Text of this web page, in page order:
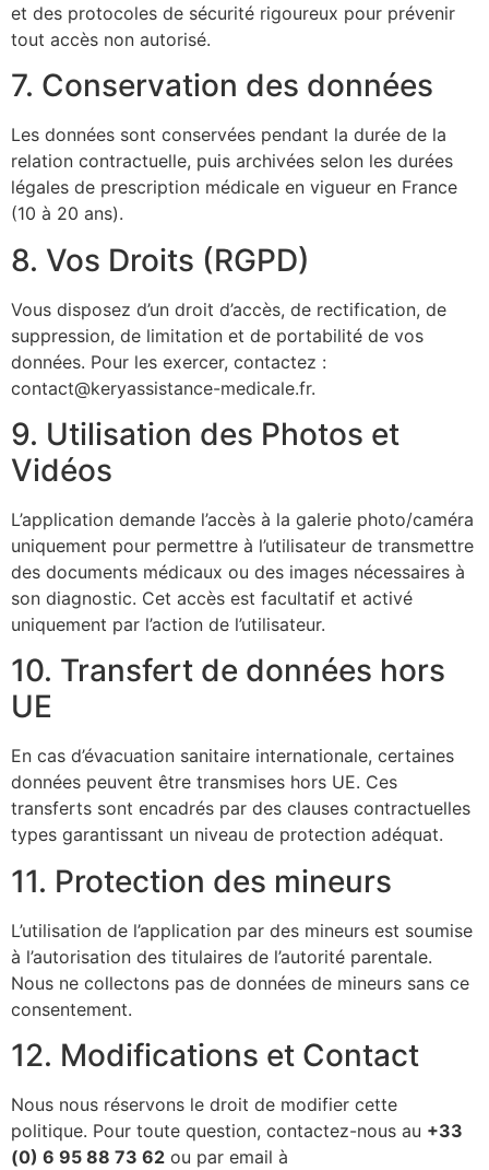
et des protocoles de sécurité rigoureux pour prévenir
tout accès non autorisé.
7. Conservation des données
Les données sont conservées pendant la durée de la
relation contractuelle, puis archivées selon les durées
légales de prescription médicale en vigueur en France
(10 à 20 ans).
8. Vos Droits (RGPD)
Vous disposez d’un droit d’accès, de rectification, de
suppression, de limitation et de portabilité de vos
données. Pour les exercer, contactez :
contact@keryassistance-medicale.fr.
9. Utilisation des Photos et
Vidéos
L’application demande l’accès à la galerie photo/caméra
uniquement pour permettre à l’utilisateur de transmettre
des documents médicaux ou des images nécessaires à
son diagnostic. Cet accès est facultatif et activé
uniquement par l’action de l’utilisateur.
10. Transfert de données hors
UE
En cas d’évacuation sanitaire internationale, certaines
données peuvent être transmises hors UE. Ces
transferts sont encadrés par des clauses contractuelles
types garantissant un niveau de protection adéquat.
11. Protection des mineurs
L’utilisation de l’application par des mineurs est soumise
à l’autorisation des titulaires de l’autorité parentale.
Nous ne collectons pas de données de mineurs sans ce
consentement.
12. Modifications et Contact
Nous nous réservons le droit de modifier cette
politique. Pour toute question, contactez-nous au +33
(0) 6 95 88 73 62 ou par email à